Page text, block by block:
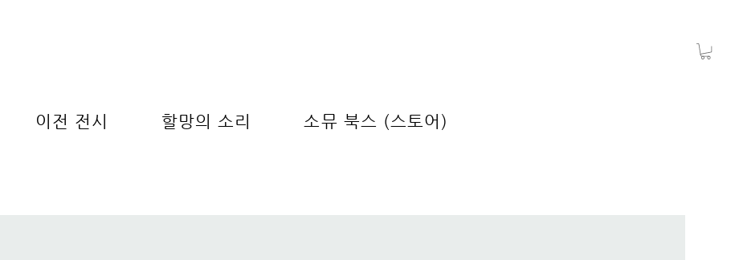
이전 전시 할망의 소리 소뮤 북스 (스토어)